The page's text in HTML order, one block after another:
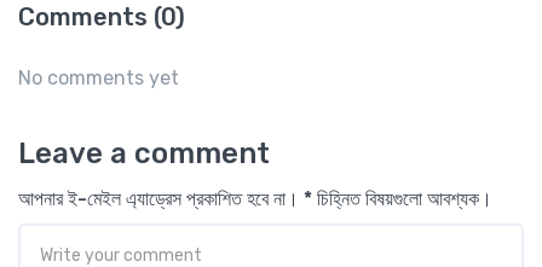
Comments (0)
No comments yet
Leave a comment
আপনার ই-মেইল এ্যাড্রেস প্রকাশিত হবে না। * চিহ্নিত বিষয়গুলো আবশ্যক।